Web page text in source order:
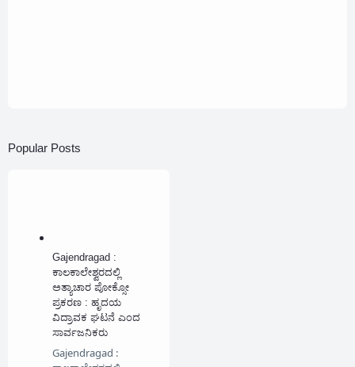
Popular Posts
Gajendragad :
ಕಾಲಕಾಲೇಶ್ವರದಲ್ಲಿ
ಅತ್ಯಾಚಾರ ಪೋಕ್ಸೋ
ಪ್ರಕರಣ : ಹೃದಯ
ವಿದ್ರಾವಕ ಘಟನೆ ಎಂದ
ಸಾರ್ವಜನಿಕರು
Gajendragad :